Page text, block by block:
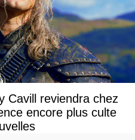
Cavill reviendra chez
encore plus culte